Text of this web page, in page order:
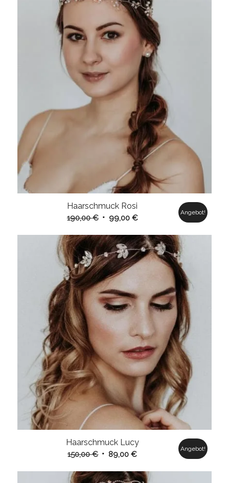
Haarschmuck Rosi
190,00€ Ursprünglicher
war:
190,00 €
99,00 €Aktueller
ist:
99,00 €.
Angebot!
Haarschmuck Lucy
150,00€ Ursprünglicher
war:
89,00€Aktueller
ist:
Angebot!